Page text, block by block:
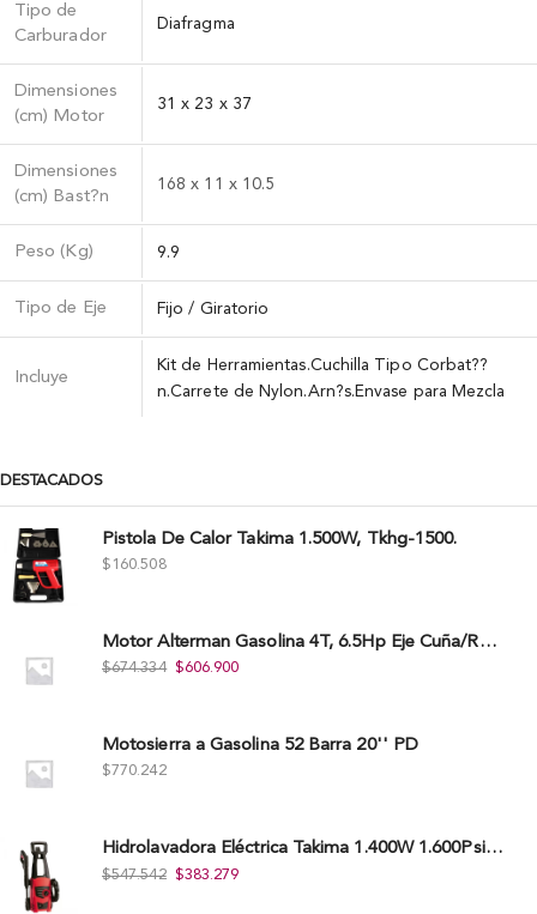
Tipo de
Carburador
Diafragma
Dimensiones
(cm) Motor
31 x 23 x 37
Dimensiones
(cm) Bast?n
168 x 11 x 10.5
Peso (Kg) 9.9
Tipo de Eje Fijo / Giratorio
Incluye
Kit de Herramientas.Cuchilla Tipo Corbat??
n.Carrete de Nylon.Arn?s.Envase para Mezcla
DESTACADOS
Pistola De Calor Takima 1.500W, Tkhg-1500.
$ 160.508
Motor Alterman Gasolina 4T, 6.5Hp Eje Cuña/Rosca 3/4", Xge65K.
$674.334 $606.900
Motosierra a Gasolina 52 Barra 20'' PD
$770.242
Hidrolavadora Eléctrica Takima 1.400W 1.600Psi, Tkepw-1600-A.
$547.542 $383.279